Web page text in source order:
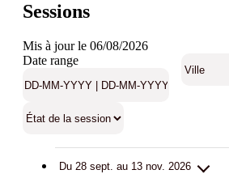
Sessions
Mis à jour le 06/08/2026
Date range
Du 28 sept. au 13 nov. 2026